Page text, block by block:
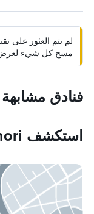
لم يتم العثور على
مسح كل شيء لعرض
فنادق
استكشف Megalochori